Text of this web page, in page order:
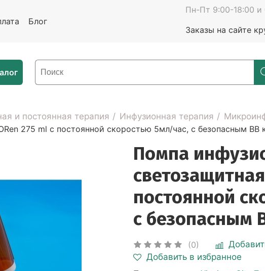
Блог
Пн-Пт 9:00-18:00 и
Заказы на сайте
и постоянная терапия Инфузионная терапия
275 ml с постоянной скоростью 5мл/час, с безопасным ВВ
Помпа
постоянной
с безопасным
(0)
Добавить в избранное